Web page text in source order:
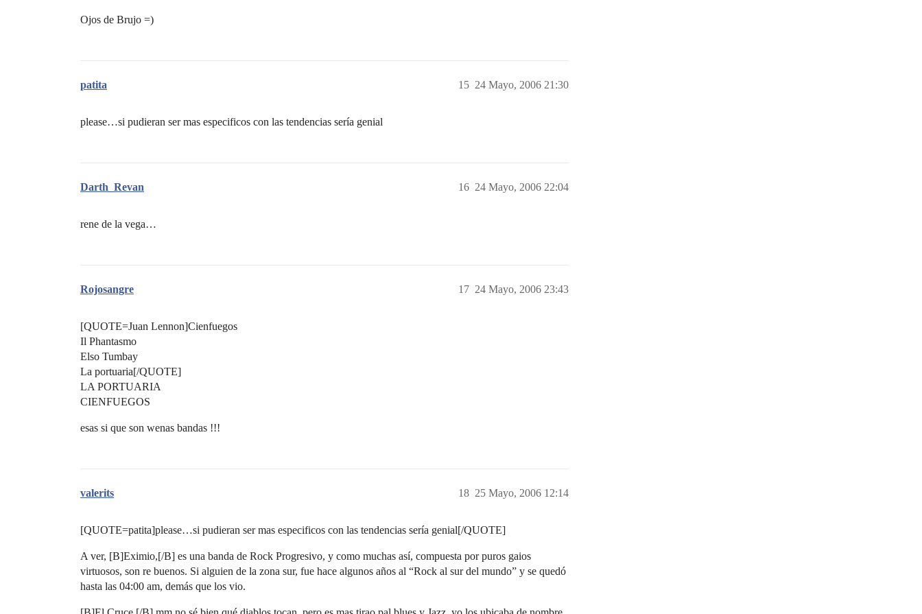
Ojos de Brujo =)
patita 24 Mayo, 2006 21:30
15
please…si pudieran ser mas especificos con las tendencias sería genial
Darth_Revan 24 Mayo, 2006 22:04
16
rene de la vega…
Rojosangre 24 Mayo, 2006 23:43
17
[QUOTE=Juan Lennon]Cienfuegos
Il Phantasmo
Elso Tumbay
La portuaria[/QUOTE]
LA PORTUARIA
CIENFUEGOS
esas si que son wenas bandas !!!
valerits 25 Mayo, 2006 12:14
18
[QUOTE=patita]please…si pudieran ser mas especificos con las tendencias sería genial[/QUOTE]
A ver, [B]Eximio,[/B] es una banda de Rock Progresivo, y como muchas así, compuesta por puros gaios
virtuosos, son re buenos. Si alguien de la zona sur, fue hace algunos años al “Rock al sur del mundo” y se quedó
hasta las 04:00 am, demás que los vio.